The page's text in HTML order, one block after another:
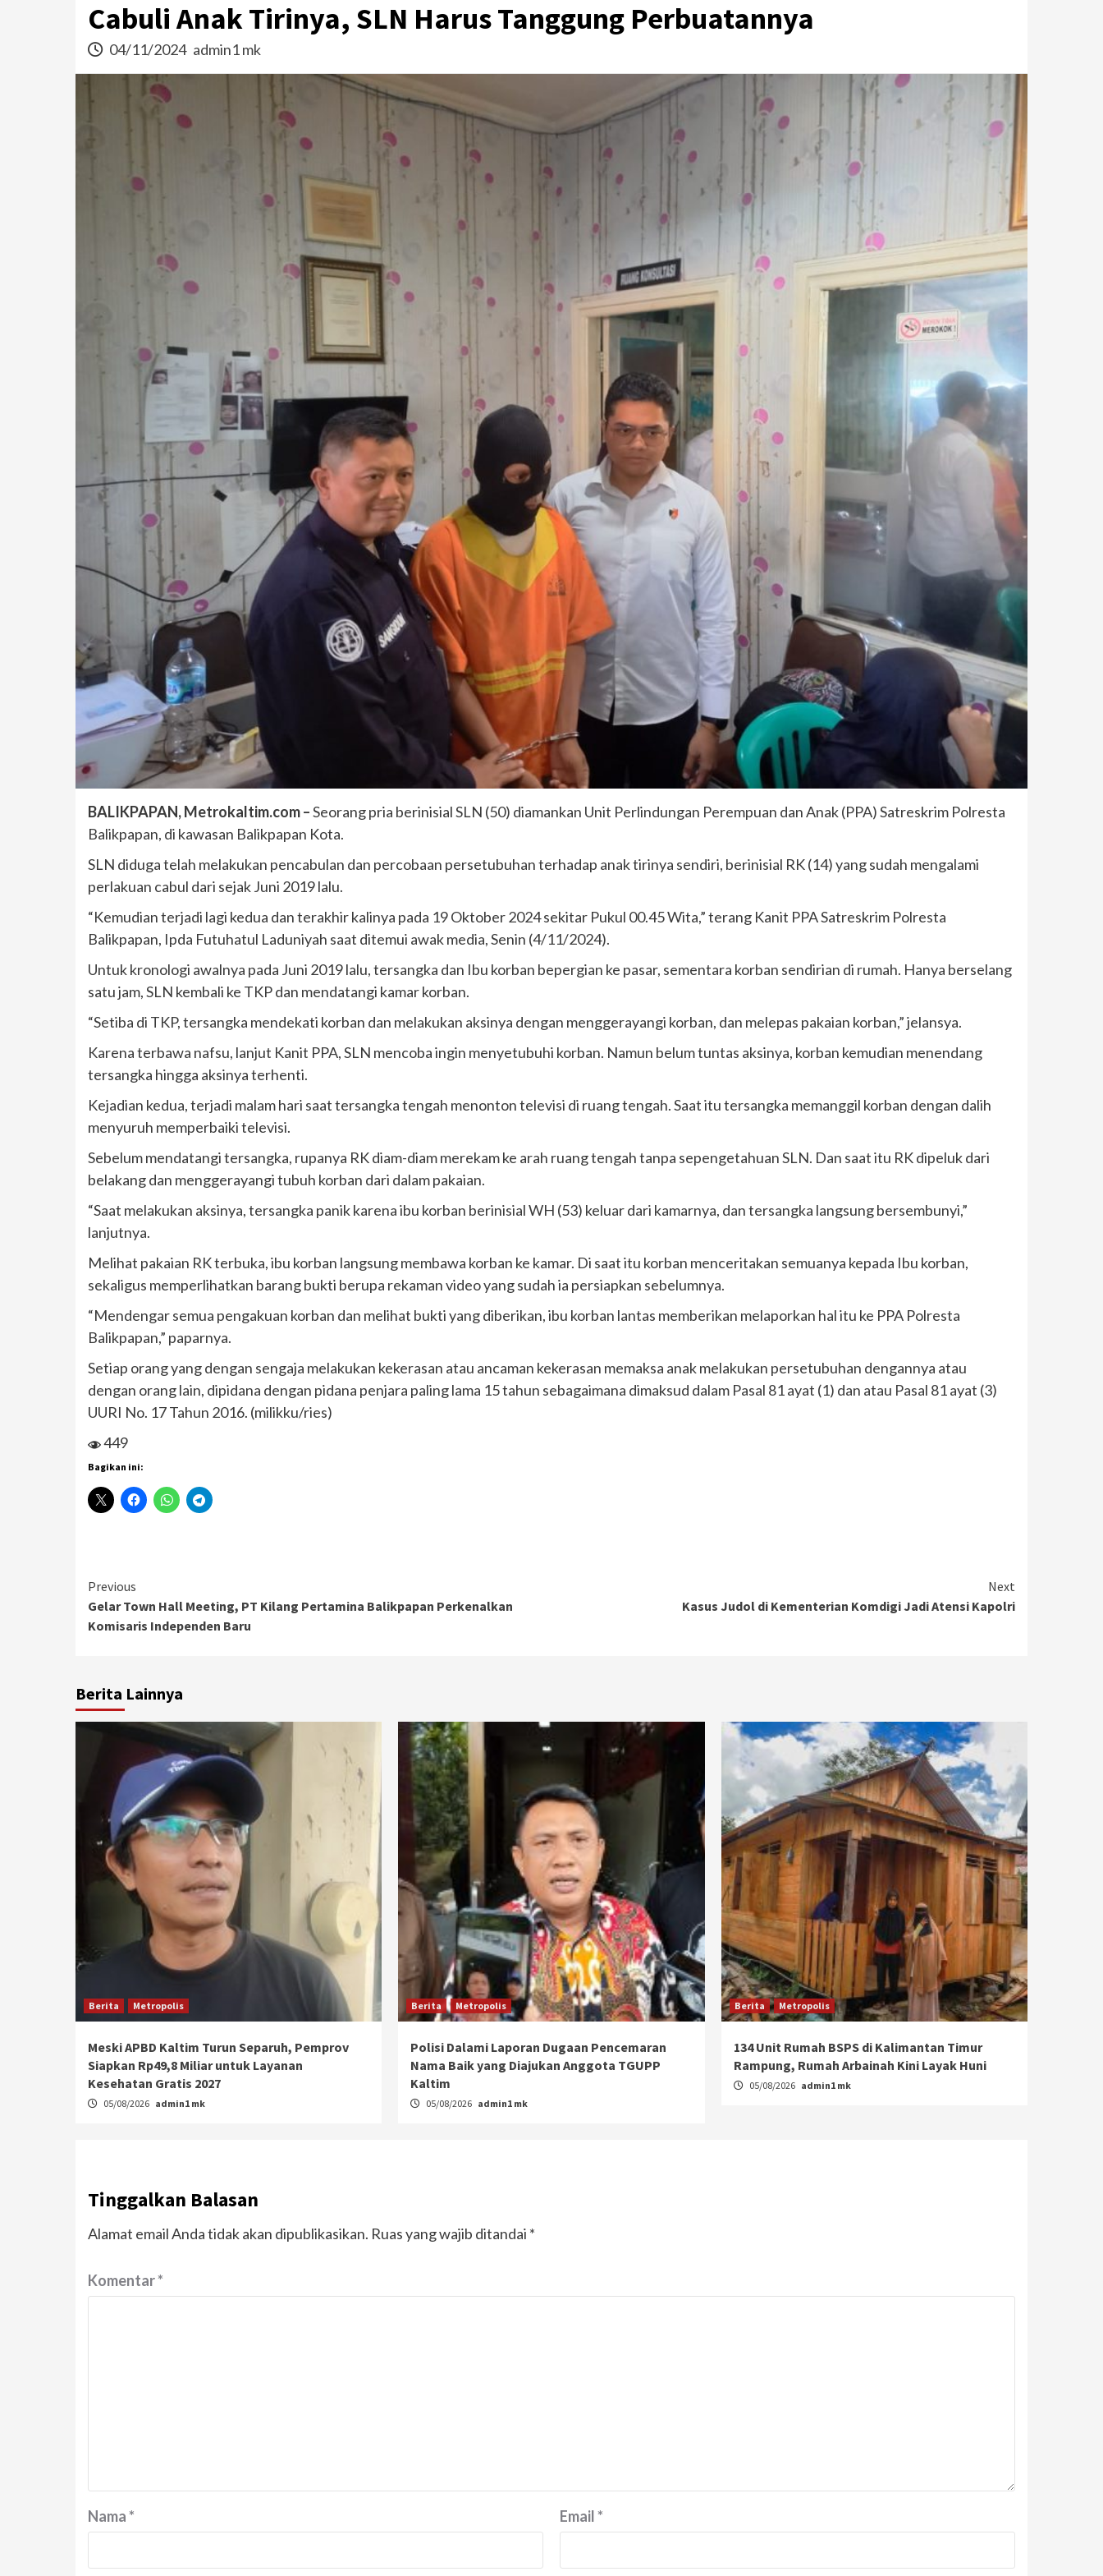
Cabuli Anak Tirinya, SLN Harus Tanggung Perbuatannya
04/11/2024 admin1 mk
BALIKPAPAN, Metrokaltim.com –Seorang pria berinisial SLN (50) diamankan Unit Perlindungan Perempuan dan Anak (PPA) Satreskrim Polresta
Balikpapan, di kawasan Balikpapan Kota.
SLN diduga telah melakukan pencabulan dan percobaan persetubuhan terhadap anak tirinya sendiri, berinisial RK (14) yang sudah mengalami
perlakuan cabul dari sejak Juni 2019 lalu.
“Kemudian terjadi lagi kedua dan terakhir kalinya pada 19 Oktober 2024 sekitar Pukul 00.45 Wita,” terang Kanit PPA Satreskrim Polresta
Balikpapan, Ipda Futuhatul Laduniyah saat ditemui awak media, Senin (4/11/2024).
Untuk kronologi awalnya pada Juni 2019 lalu, tersangka dan Ibu korban bepergian ke pasar, sementara korban sendirian di rumah. Hanya berselang
satu jam, SLN kembali ke TKP dan mendatangi kamar korban.
“Setiba di TKP, tersangka mendekati korban dan melakukan aksinya dengan menggerayangi korban, dan melepas pakaian korban,” jelansya.
Karena terbawa nafsu, lanjut Kanit PPA, SLN mencoba ingin menyetubuhi korban. Namun belum tuntas aksinya, korban kemudian menendang
tersangka hingga aksinya terhenti.
Kejadian kedua, terjadi malam hari saat tersangka tengah menonton televisi di ruang tengah. Saat itu tersangka memanggil korban dengan dalih
menyuruh memperbaiki televisi.
Sebelum mendatangi tersangka, rupanya RK diam-diam merekam ke arah ruang tengah tanpa sepengetahuan SLN. Dan saat itu RK dipeluk dari
belakang dan menggerayangi tubuh korban dari dalam pakaian.
“Saat melakukan aksinya, tersangka panik karena ibu korban berinisial WH (53) keluar dari kamarnya, dan tersangka langsung bersembunyi,”
lanjutnya.
Melihat pakaian RK terbuka, ibu korban langsung membawa korban ke kamar. Di saat itu korban menceritakan semuanya kepada Ibu korban,
sekaligus memperlihatkan barang bukti berupa rekaman video yang sudah ia persiapkan sebelumnya.
“Mendengar semua pengakuan korban dan melihat bukti yang diberikan, ibu korban lantas memberikan melaporkan hal itu ke PPA Polresta
Balikpapan,” paparnya.
Setiap orang yang dengan sengaja melakukan kekerasan atau ancaman kekerasan memaksa anak melakukan persetubuhan dengannya atau
dengan orang lain, dipidana dengan pidana penjara paling lama 15 tahun sebagaimana dimaksud dalam Pasal 81 ayat (1) dan atau Pasal 81 ayat (3)
UURI No. 17 Tahun 2016. (milikku/ries)
449
Bagikan ini:
Continue
Reading
Previous
Gelar Town Hall Meeting, PT Kilang Pertamina Balikpapan Perkenalkan
Komisaris Independen Baru
Next
Kasus Judol di Kementerian Komdigi Jadi Atensi Kapolri
Berita Lainnya
Berita Metropolis
Meski APBD Kaltim Turun Separuh, Pemprov
Siapkan Rp49,8 Miliar untuk Layanan
Kesehatan Gratis 2027
05/08/2026 admin1 mk
Berita Metropolis
Polisi Dalami Laporan Dugaan Pencemaran
Nama Baik yang Diajukan Anggota TGUPP
Kaltim
05/08/2026 admin1 mk
Berita Metropolis
134 Unit Rumah BSPS di Kalimantan Timur
Rampung, Rumah Arbainah Kini Layak Huni
05/08/2026 admin1 mk
Tinggalkan Balasan
Alamat email Anda tidak akan dipublikasikan. Ruas yang wajib ditandai *
Komentar*
Nama* Email*